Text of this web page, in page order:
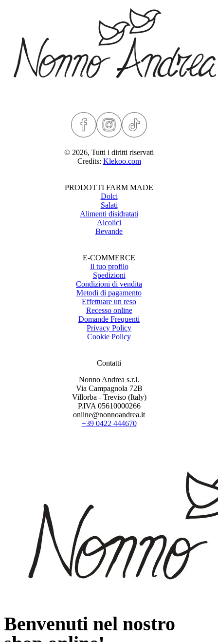
© 2026, Tutti i diritti riservati
Credits: Klekoo.com
PRODOTTI FARM MADE
Dolci
Salati
Alimenti disidratati
Alcolici
Bevande
E-COMMERCE
Il tuo profilo
Spedizioni
Condizioni di vendita
Metodi di pagamento
Effettuare un reso
Recesso online
Domande Frequenti
Privacy Policy
Cookie Policy
Contatti
Nonno Andrea s.r.l.
Via Campagnola 72B
Villorba - Treviso (Italy)
P.IVA 05610000266
online@nonnoandrea.it
+39 0422 444670
Benvenuti nel nostro